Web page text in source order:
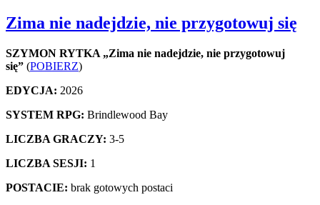
Zima nie nadejdzie, nie przygotowuj się
SZYMON RYTKA „Zima nie nadejdzie, nie przygotowuj
się” (POBIERZ)
EDYCJA: 2026
SYSTEM RPG: Brindlewood Bay
LICZBA GRACZY: 3-5
LICZBA SESJI: 1
POSTACIE: brak gotowych postaci